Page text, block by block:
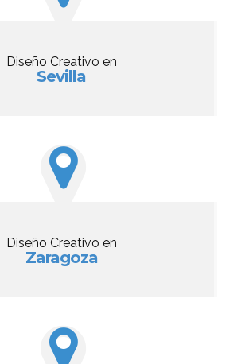
Diseño Creativo en
Sevilla
Diseño Creativo en
Zaragoza